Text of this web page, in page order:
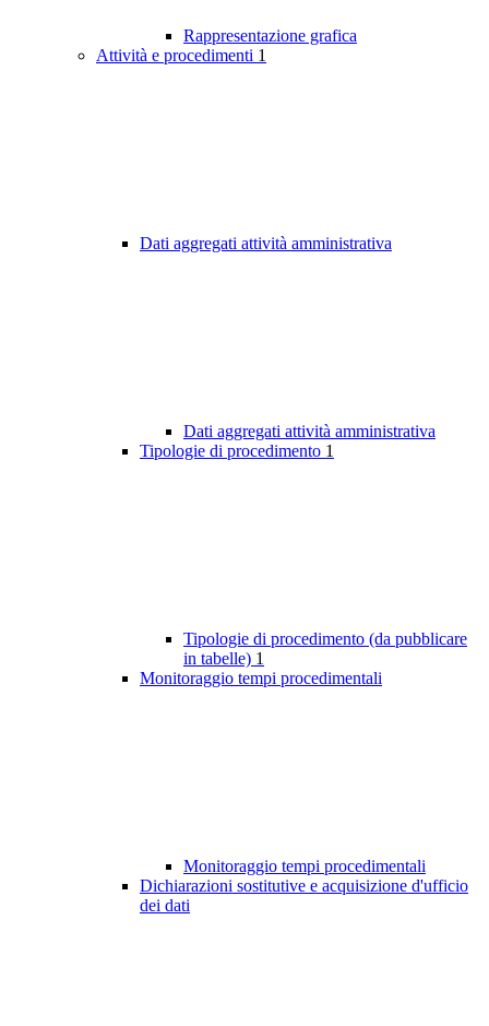
Rappresentazione grafica
Attività e procedimenti 1
Dati aggregati attività amministrativa
Dati aggregati attività amministrativa
Tipologie di procedimento 1
Tipologie di procedimento (da pubblicare
in tabelle) 1
Monitoraggio tempi procedimentali
Monitoraggio tempi procedimentali
Dichiarazioni sostitutive e acquisizione d'ufficio
dei dati